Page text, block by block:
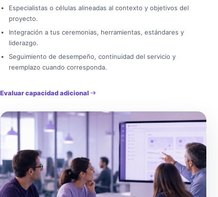
Especialistas o células alineadas al contexto y objetivos del
proyecto.
Integración a tus ceremonias, herramientas, estándares y
liderazgo.
Seguimiento de desempeño, continuidad del servicio y
reemplazo cuando corresponda.
Evaluar capacidad adicional